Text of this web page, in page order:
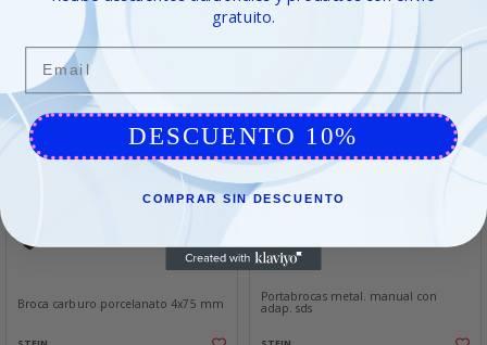
Broca carburo porcelanato 4x75 mm Portabrocas metal. manual con
adap. sds
gratuito.
Email
DESCUENTO 10%
COMPRAR SIN DESCUENTO